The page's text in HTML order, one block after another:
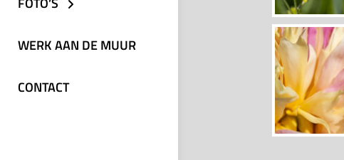
WERK AAN DE MUUR
CONTACT